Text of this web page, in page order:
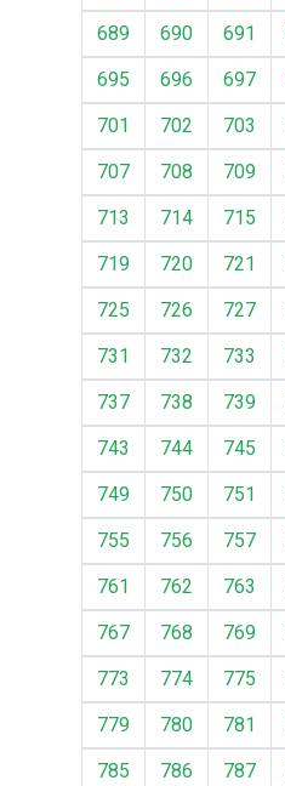
689
690 691
695
696 697
701
702 703
707
708 709
713
714 715
719
720 721
725
726 727
731
732 733
737
738 739
743
744 745
749
750 751
755
756 757
761
762 763
767
768 769
773
774 775
779
780 781
785
786 787